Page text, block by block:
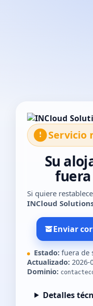
Servicio
Su
Si quiere
INCloud
Enviar
Estado: fuera de
Actualizado: 2026-
Dominio:
Detalles